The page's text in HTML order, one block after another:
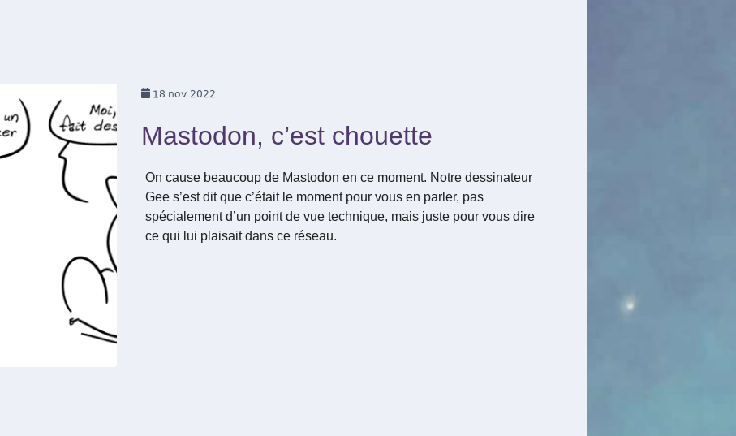
18 nov 2022
Mastodon, c’est chouette
On cause beaucoup de Mastodon en ce moment. Notre dessinateur
Gee s’est dit que c’était le moment pour vous en parler, pas
spécialement d’un point de vue technique, mais juste pour vous dire
ce qui lui plaisait dans ce réseau.